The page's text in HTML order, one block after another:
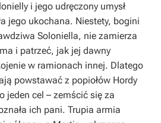
i jego udręczony umysł
jego ukochana. Niestety, bogini
Soloniella, nie zamierza
i patrzeć, jak jej dawny
w ramionach innej. Dlatego
powstawać z popiołów Hordy
jeden cel – zemścić się za
ich pani. Trupia armia